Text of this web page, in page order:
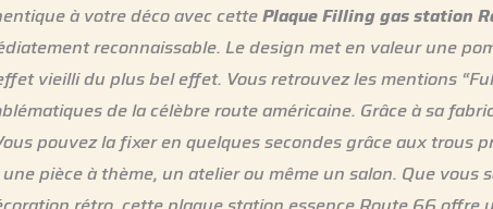
à votre déco avec cettePlaque Filling gas station
reconnaissable. Le design met en valeur une
vieilli du plus bel effet. Vous retrouvez les mentions
de la célèbre route américaine. Grâce à sa
pouvez la fixer en quelques secondes grâce aux trous
pièce à thème, un atelier ou même un salon. Que vous